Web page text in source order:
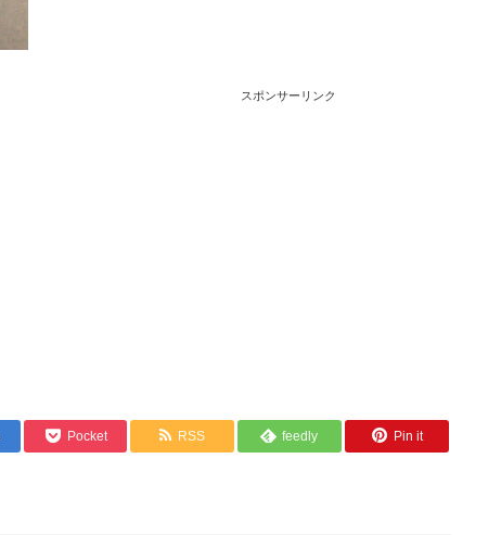
スポンサーリンク
Pocket RSS feedly Pin it